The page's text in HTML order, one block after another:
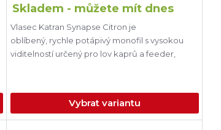
Skladem - můžete mít dnes
Vlasec Katran Synapse Citron je
oblíbený, rychle potápivý monofil s vysokou
viditelností určený pro lov kaprů a feeder,
Vybrat variantu